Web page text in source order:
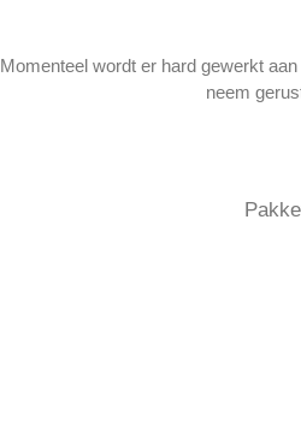
Momenteel wordt er hard gewerkt
neem